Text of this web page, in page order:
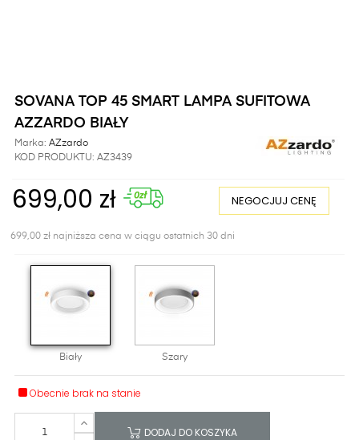
SOVANA TOP 45 SMART LAMPA SUFITOWA
AZZARDO BIAŁY
Marka: AZzardo
KOD PRODUKTU: AZ3439
699,00 zł NEGOCJUJ CENĘ
699,00 zł najniższa cena w ciągu ostatnich 30 dni
Biały Szary
Obecnie brak na stanie
DODAJ DO KOSZYKA